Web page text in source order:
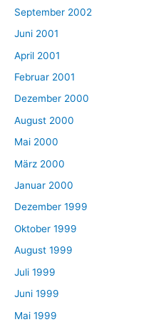
September 2002
Juni 2001
April 2001
Februar 2001
Dezember 2000
August 2000
Mai 2000
März 2000
Januar 2000
Dezember 1999
Oktober 1999
August 1999
Juli 1999
Juni 1999
Mai 1999